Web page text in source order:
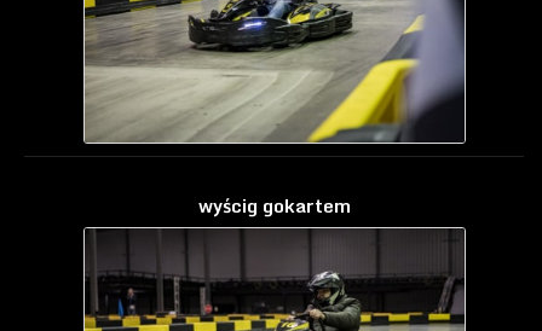
wyścig gokartem